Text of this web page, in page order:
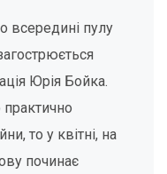
всередині пулу
Юрія Бойка.
то у квітні, на
починає